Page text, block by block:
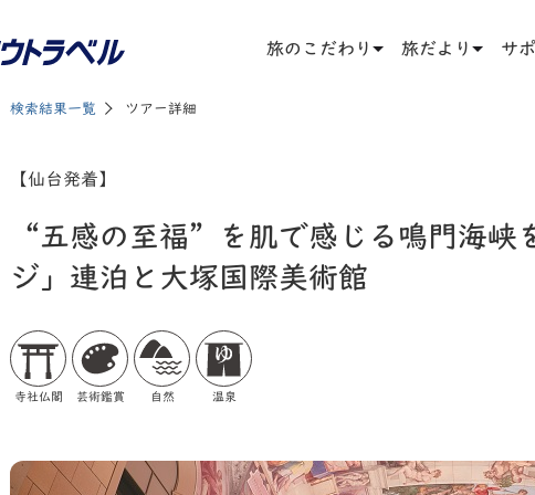
旅のこだわり 旅だより サ
検索結果一覧 ツアー詳細
【仙台発着】
“五感の至福”を肌で感じる鳴門海峡
ジ」連泊と大塚国際美術館
寺社仏閣 芸術鑑賞 自然 温泉